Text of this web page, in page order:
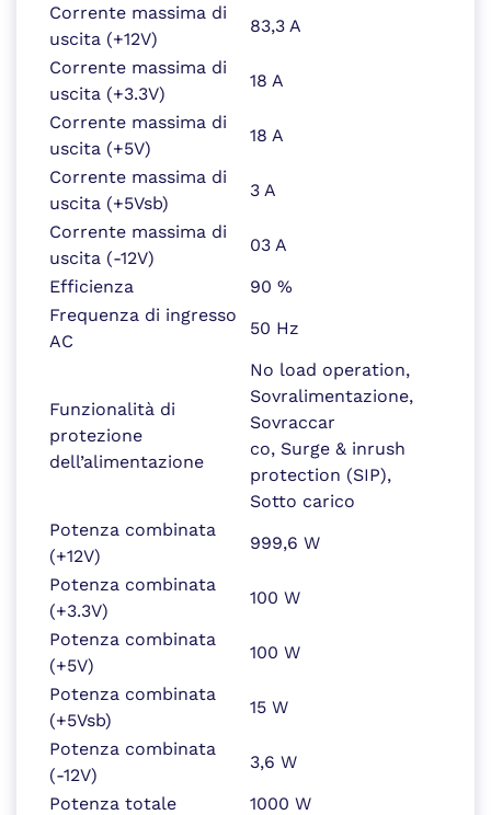
Corrente massima di
uscita (+12V)
83,3 A
Corrente massima di
uscita (+3.3V)
18 A
Corrente massima di
uscita (+5V)
18 A
Corrente massima di
uscita (+5Vsb)
3 A
Corrente massima di
uscita (-12V)
03 A
Efficienza
90 %
Frequenza di ingresso
AC
50 Hz
Funzionalità di
protezione
dell’alimentazione
No load operation,
Sovralimentazione,
Sovraccar
co, Surge & inrush
protection (SIP),
Sotto carico
Potenza combinata
(+12V)
999,6 W
Potenza combinata
(+3.3V)
100 W
Potenza combinata
(+5V)
100 W
Potenza combinata
(+5Vsb)
15 W
Potenza combinata
(-12V)
3,6 W
Potenza totale
1000 W